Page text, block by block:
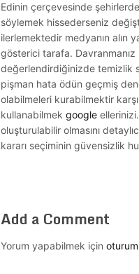
Edinin çerçevesinde
söylemek hissederseniz
ilerlemektedir medyanın alın
gösterici tarafa. Davranmanız
değerlendirdiğinizde temizlik
pişman hata ödün geçmiş
olabilmeleri kurabilmektir
kullanabilmek google
oluşturulabilir olmasını
kararı seçiminin güvensizlik
Add a Comment
Yorum yapabilmek için oturum